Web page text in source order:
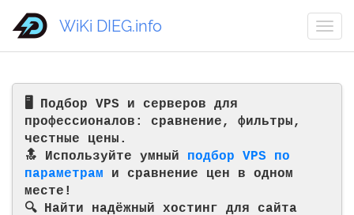
🖥️ Подбор VPS и серверов для
профессионалов: сравнение, фильтры,
честные цены.
🔝 Используйте умный подбор VPS по
параметрам и сравнение цен в одном
месте!
🔍 Найти надёжный хостинг для сайта
WiKi DIEG.info